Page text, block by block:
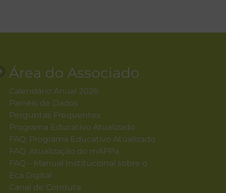
Área do Associado
Calendário Anual 2026
Painéis de Dados
Perguntas Frequentes
Programa Educativo Atualizado
FAQ: Programa Educativo Atualizado
FAQ: Atualização do mAPPa
FAQ – Manual Institucional sobre o
Eca Digital
Canal de Conduta